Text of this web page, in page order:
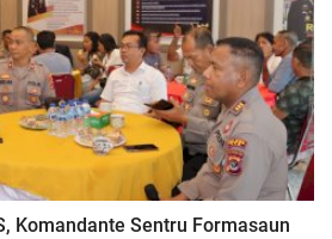
Komandante Sentru Formasaun